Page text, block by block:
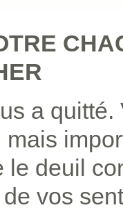
a
le deuil
vos